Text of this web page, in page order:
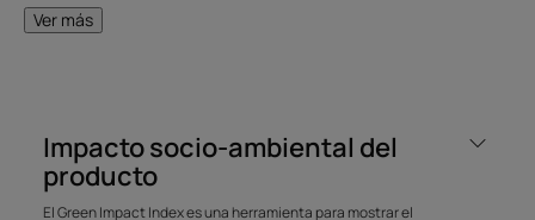
Proporciona una hidratación
Ver más
Impacto socio-ambiental del
producto
El Green Impact Index es una herramienta para mostrar el